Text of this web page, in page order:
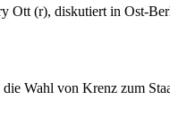
Ott (r), diskutiert in Ost-
Wahl von Krenz zum